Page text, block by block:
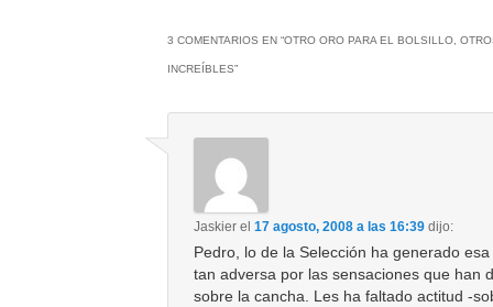
3 COMENTARIOS EN “OTRO ORO PARA EL BOLSILLO,
INCREÍBLES”
Jaskier el17 agosto, 2008 a las 16:39 dijo:
Pedro, lo de la Selección ha generado
tan adversa por las sensaciones que han
sobre la cancha. Les ha faltado actitud -